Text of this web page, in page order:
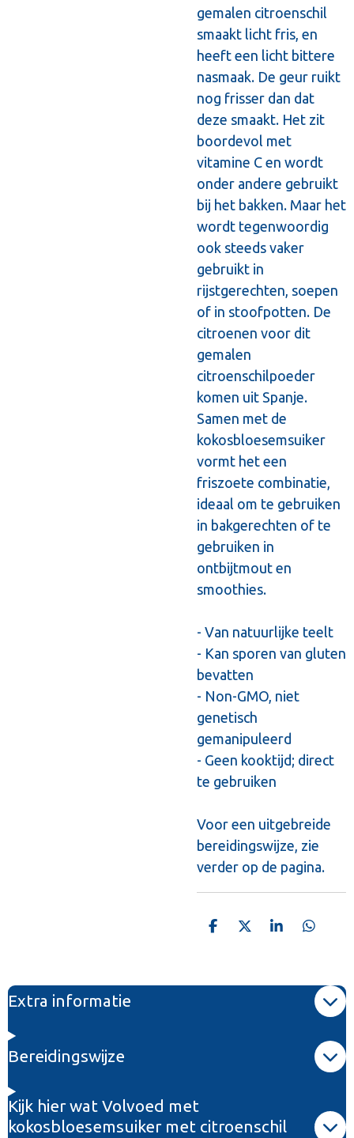
gemalen citroenschil
smaakt licht fris, en
heeft een licht bittere
nasmaak. De geur ruikt
nog frisser dan dat
deze smaakt. Het zit
boordevol met
vitamine C en wordt
onder andere gebruikt
bij het bakken. Maar het
wordt tegenwoordig
ook steeds vaker
gebruikt in
rijstgerechten, soepen
of in stoofpotten. De
citroenen voor dit
gemalen
citroenschilpoeder
komen uit Spanje.
Samen met de
kokosbloesemsuiker
vormt het een
friszoete combinatie,
ideaal om te gebruiken
in bakgerechten of te
gebruiken in
ontbijtmout en
smoothies.
- Van natuurlijke teelt
- Kan sporen van gluten
bevatten
- Non-GMO, niet
genetisch
gemanipuleerd
- Geen kooktijd; direct
te gebruiken
Voor een uitgebreide
bereidingswijze, zie
verder op de pagina.
D
n
D
S
e
D
n
Extra informatie
Bereidingswijze
Kijk hier wat Volvoed met
kokosbloesemsuiker met citroenschil